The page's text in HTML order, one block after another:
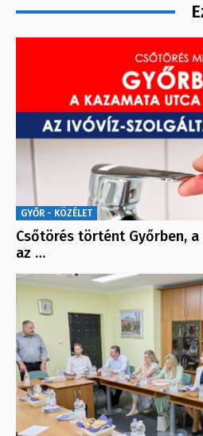
GYŐR - KÖZÉLET
Csőtörés történt Győrben,
az …